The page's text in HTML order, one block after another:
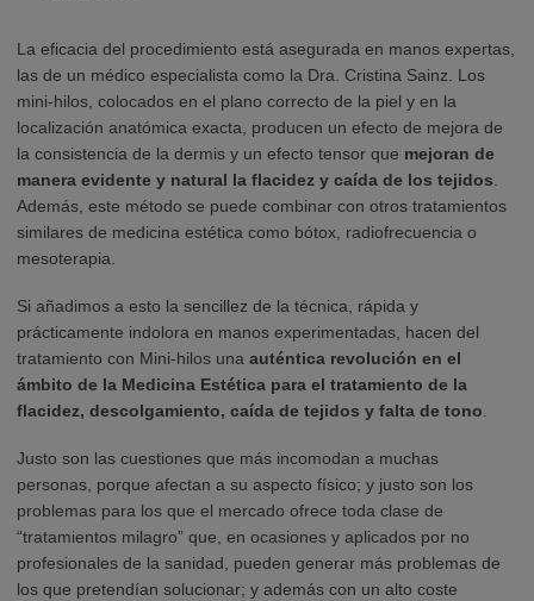
La eficacia del procedimiento está asegurada en manos expertas,
las de un médico especialista como la Dra. Cristina Sainz. Los
mini-hilos, colocados en el plano correcto de la piel y en la
localización anatómica exacta, producen un efecto de mejora de
la consistencia de la dermis y un efecto tensor que mejoran de
manera evidente y natural la flacidez y caída de los tejidos
Además, este método se puede combinar con otros tratamientos
similares de medicina estética como bótox, radiofrecuencia o
mesoterapia.
Si añadimos a esto la sencillez de la técnica, rápida y
prácticamente indolora en manos experimentadas, hacen del
tratamiento con Mini-hilos una auténtica revolución en el
ámbito de la Medicina Estética para el tratamiento de la
flacidez, descolgamiento, caída de tejidos y falta de tono
Justo son las cuestiones que más incomodan a muchas
personas, porque afectan a su aspecto físico; y justo son los
problemas para los que el mercado ofrece toda clase de
“tratamientos milagro” que, en ocasiones y aplicados por no
profesionales de la sanidad, pueden generar más problemas de
los que pretendían solucionar; y además con un alto coste